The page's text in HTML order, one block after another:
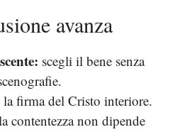
avanza
scegli il bene senza
firma del Cristo interiore.
contentezza non dipende